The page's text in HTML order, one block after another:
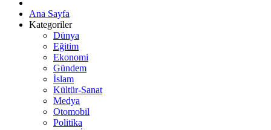
Ana Sayfa
Kategoriler
Dünya
Eğitim
Ekonomi
Gündem
İslam
Kültür-Sanat
Medya
Otomobil
Politika